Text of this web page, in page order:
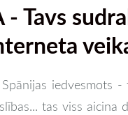
- Tavs
iedvesmots -
tas viss aicina